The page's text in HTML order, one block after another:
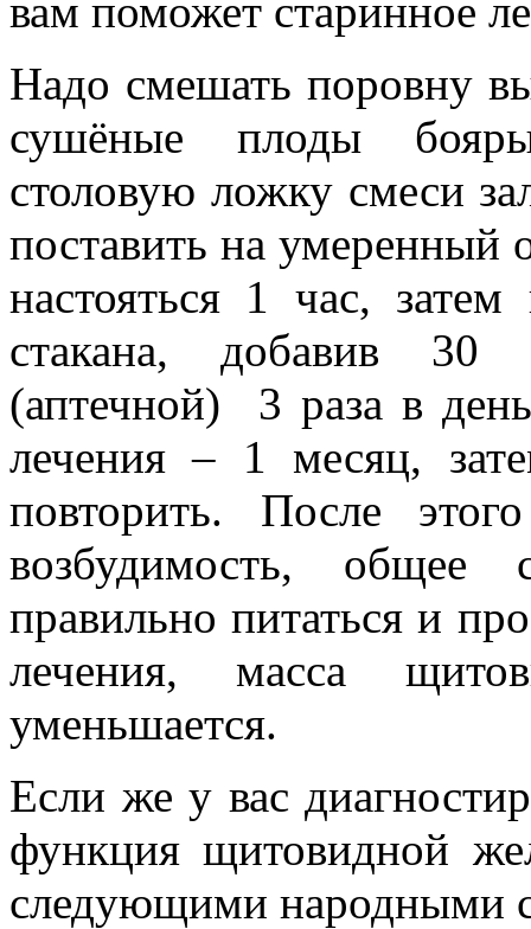
вам поможет старинное
Надо смешать поровну
сушёные плоды
столовую ложку смеси
поставить на умеренный
настояться 1 час,
стакана, добавив 30
(аптечной) 3 раза в
лечения – 1 месяц,
повторить. После
возбудимость, общее
правильно питаться и
лечения, масса
уменьшается.
Если же у вас
функция щитовидной
следующими народными